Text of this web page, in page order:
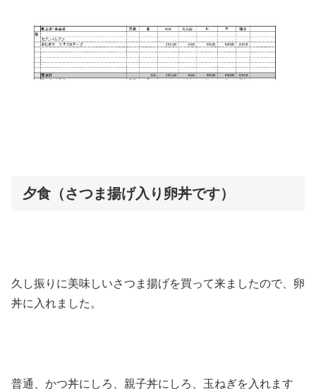
夕食（さつま揚げ入り卵丼です）
久し振りに美味しいさつま揚げを買って来ましたので、卵
丼に入れました。
普通、かつ丼にしろ、親子丼にしろ、玉ねぎを入れます